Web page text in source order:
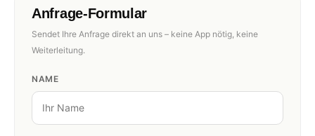
Anfrage-Formular
Sendet Ihre Anfrage direkt an uns – keine App nötig, keine
Weiterleitung.
NAME